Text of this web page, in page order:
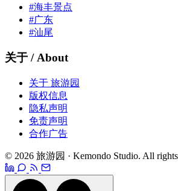
#海丰景点
#广东
#汕尾
关于 / About
关于 旅游园
版权信息
隐私声明
免责声明
合作广告
© 2026 旅游园 · Kemondo Studio. All rights